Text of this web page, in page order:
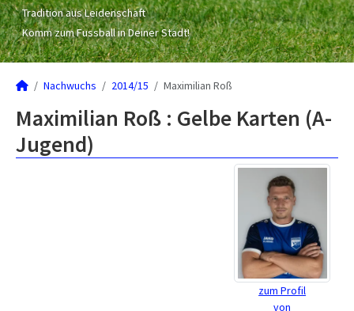
Tradition aus Leidenschaft
Komm zum Fussball in Deiner Stadt!
Nachwuchs 2014/15 Maximilian Roß
Maximilian Roß : Gelbe Karten (A-
Jugend)
zum Profil
von